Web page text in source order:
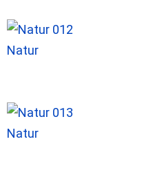
Natur
Natur